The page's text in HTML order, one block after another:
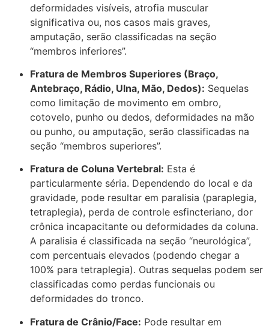
deformidades visíveis, atrofia muscular
significativa ou, nos casos mais graves,
amputação, serão classificadas na seção
“membros inferiores”.
Fratura de Membros Superiores (Braço,
Antebraço, Rádio, Ulna, Mão, Dedos): Sequelas
como limitação de movimento em ombro,
cotovelo, punho ou dedos, deformidades na mão
ou punho, ou amputação, serão classificadas na
seção “membros superiores”.
Fratura de Coluna Vertebral: Esta é
particularmente séria. Dependendo do local e da
gravidade, pode resultar em paralisia (paraplegia,
tetraplegia), perda de controle esfincteriano, dor
crônica incapacitante ou deformidades da coluna.
A paralisia é classificada na seção “neurológica”,
com percentuais elevados (podendo chegar a
100% para tetraplegia). Outras sequelas podem ser
classificadas como perdas funcionais ou
deformidades do tronco.
Fratura de Crânio/Face: Pode resultar em